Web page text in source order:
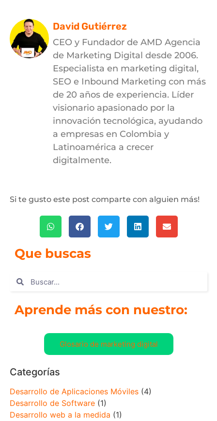
David Gutiérrez
CEO y Fundador de AMD Agencia
de Marketing Digital desde 2006.
Especialista en marketing digital,
SEO e Inbound Marketing con más
de 20 años de experiencia. Líder
visionario apasionado por la
innovación tecnológica, ayudando
a empresas en Colombia y
Latinoamérica a crecer
digitalmente.
Si te gusto este post comparte con alguien más!
Que buscas
Aprende más con nuestro:
Glosario de marketing digital
Categorías
Desarrollo de Aplicaciones Móviles (4)
Desarrollo de Software (1)
Desarrollo web a la medida (1)